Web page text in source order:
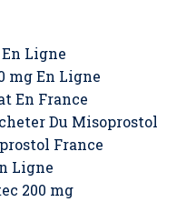
Ligne
mg En Ligne
En France
Du Misoprostol
France
Ligne
200 mg